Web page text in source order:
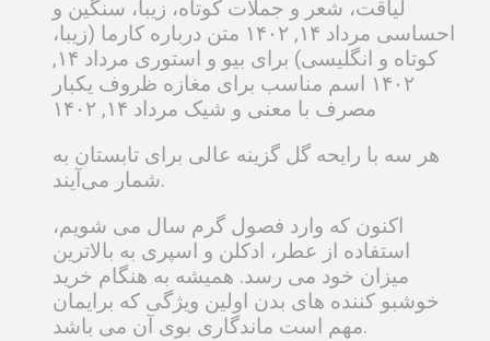
لیاقت، شعر و جملات کوتاه، زیبا، سنگین و
احساسی مرداد ۱۴, ۱۴۰۲ متن درباره کارما (زیبا،
کوتاه و انگلیسی) برای بیو و استوری مرداد ۱۴,
۱۴۰۲ اسم مناسب برای مغازه ظروف یکبار
مصرف با معنی و شیک مرداد ۱۴, ۱۴۰۲
هر سه با رایحه گل گزینه عالی برای تابستان به
شمار می‌آیند.
اکنون که وارد فصول گرم سال می شویم،
استفاده از عطر، ادکلن و اسپری به بالاترین
میزان خود می رسد. همیشه به هنگام خرید
خوشبو کننده های بدن اولین ویژگی که برایمان
مهم است ماندگاری بوی آن می باشد.